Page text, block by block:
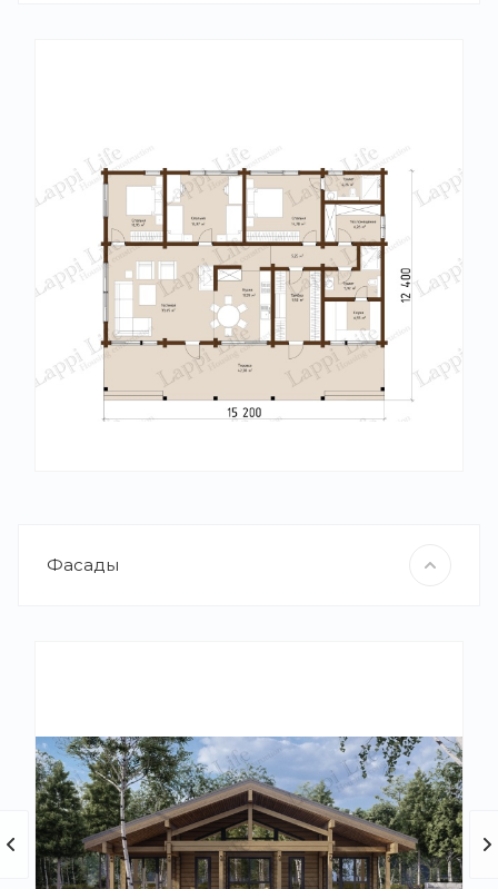
Фасады